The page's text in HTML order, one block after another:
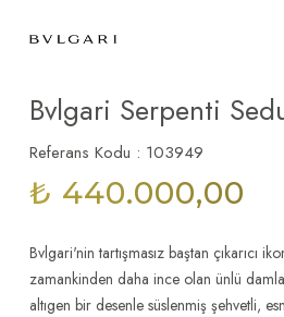
Bvlgari Serpenti
Referans Kodu : 103949
₺ 440.000,00
Bvlgari'nin tartışmasız baştan çıkarıcı
zamankinden daha ince olan ünlü damla
altıgen bir desenle süslenmiş şehvetli,